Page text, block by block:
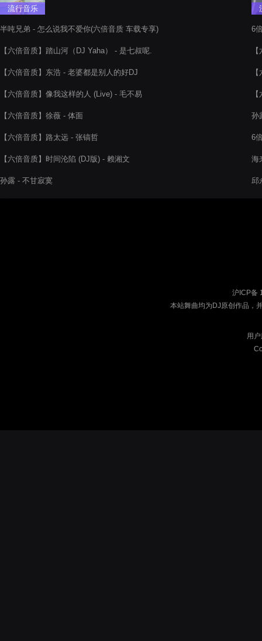
流行音乐
半吨兄弟 - 怎么说我不爱你(六倍音质 车载专享)
【六倍音质】踏山河（DJ Yaha） - 是七叔呢.
【六倍音质】东浩 - 老婆都是别人的好DJ
【六倍音质】像我这样的人 (Live) - 毛不易
【六倍音质】徐薇 - 体面
【六倍音质】路太远 - 张镐哲
【六倍音质】时间沦陷 (DJ版) - 赖湘文
孙露 - 不甘寂寞
6
孙
6
海
邱
沪ICP备
本站舞曲均为DJ原创作品，
用